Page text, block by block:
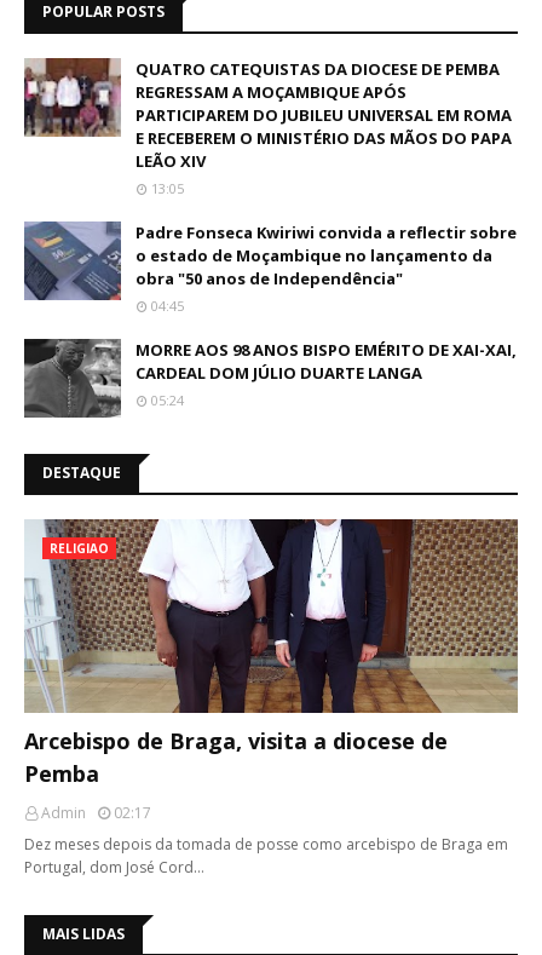
POPULAR POSTS
QUATRO CATEQUISTAS DA DIOCESE DE PEMBA
REGRESSAM A MOÇAMBIQUE APÓS
PARTICIPAREM DO JUBILEU UNIVERSAL EM ROMA
E RECEBEREM O MINISTÉRIO DAS MÃOS DO PAPA
LEÃO XIV
13:05
Padre Fonseca Kwiriwi convida a reflectir sobre
o estado de Moçambique no lançamento da
obra "50 anos de Independência"
04:45
MORRE AOS 98 ANOS BISPO EMÉRITO DE XAI-XAI,
CARDEAL DOM JÚLIO DUARTE LANGA
05:24
DESTAQUE
RELIGIAO
Arcebispo de Braga, visita a diocese de
Pemba
Admin
02:17
Dez meses depois da tomada de posse como arcebispo de Braga em
Portugal, dom José Cord…
MAIS LIDAS